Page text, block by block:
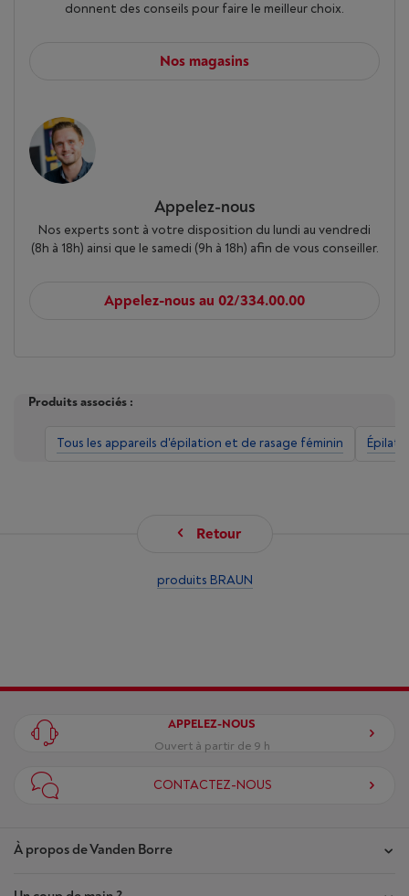
donnent des conseils pour faire le meilleur choix.
Nos magasins
Appelez-nous
Nos experts sont à votre disposition du lundi au vendredi
(8h à 18h) ainsi que le samedi (9h à 18h) afin de vous conseiller.
Appelez-nous au 02/334.00.00
Produits associés :
Tous les appareils d'épilation et de rasage féminin
Retour
produits BRAUN
À propos de Vanden Borre
APPELEZ-NOUS
Ouvert à partir de 9 h
CONTACTEZ-NOUS